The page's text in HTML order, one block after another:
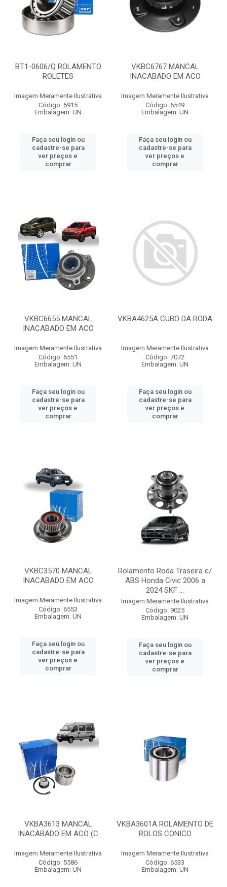
BT1-0606/Q ROLAMENTO
ROLETES
Imagem Meramente Ilustrativa
Código: 5915
Embalagem: UN
Faça seu login ou
cadastre-se para
ver preços e
comprar
VKBC6767 MANCAL
INACABADO EM ACO
Imagem Meramente Ilustrativa
Código: 6549
Embalagem: UN
Faça seu login ou
cadastre-se para
ver preços e
comprar
VKBC6655 MANCAL
INACABADO EM ACO
Imagem Meramente Ilustrativa
Código: 6551
Embalagem: UN
Faça seu login ou
cadastre-se para
ver preços e
comprar
VKBA4625A CUBO DA RODA
Imagem Meramente Ilustrativa
Código: 7072
Embalagem: UN
Faça seu login ou
cadastre-se para
ver preços e
comprar
VKBC3570 MANCAL
INACABADO EM ACO
Imagem Meramente Ilustrativa
Código: 6553
Embalagem: UN
Faça seu login ou
cadastre-se para
ver preços e
comprar
Rolamento Roda Traseira c/
ABS Honda Civic 2006 a
2024 SKF ...
Imagem Meramente Ilustrativa
Código: 9025
Embalagem: UN
Faça seu login ou
cadastre-se para
ver preços e
comprar
VKBA3613 MANCAL
INACABADO EM ACO (C
Imagem Meramente Ilustrativa
Código: 5586
Embalagem: UN
VKBA3601A ROLAMENTO DE
ROLOS CONICO
Imagem Meramente Ilustrativa
Código: 6533
Embalagem: UN